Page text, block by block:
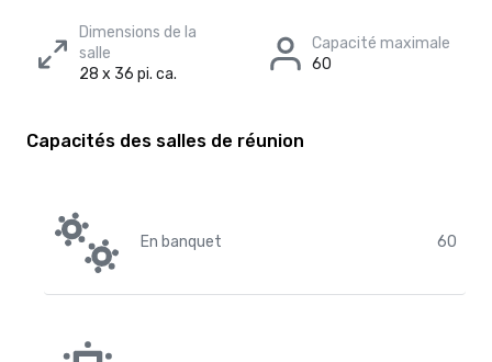
Dimensions de la
salle
28 x 36 pi. ca.
Capacité maximale
60
Capacités des salles de réunion
En banquet 60